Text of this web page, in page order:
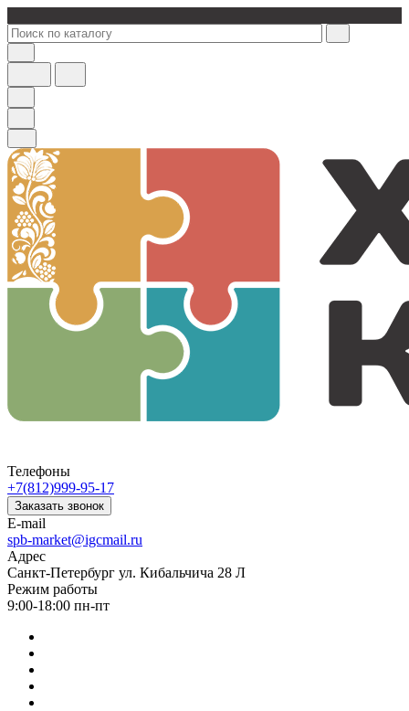
Телефоны
+7(812)999-95-17
Заказать звонок
E-mail
spb-market@igcmail.ru
Адрес
Санкт-Петербург ул. Кибальчича 28 Л
Режим работы
9:00-18:00 пн-пт